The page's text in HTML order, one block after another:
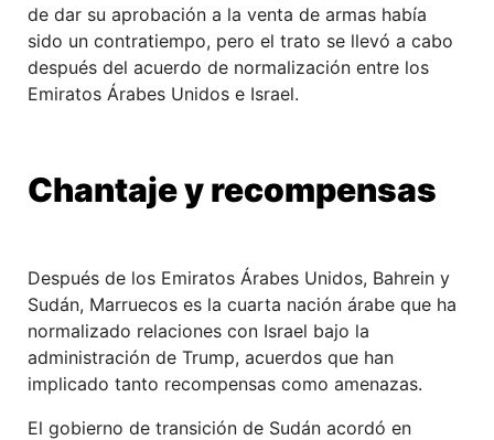
de dar su aprobación a la venta de armas había
sido un contratiempo, pero el trato se llevó a cabo
después del acuerdo de normalización entre los
Emiratos Árabes Unidos e Israel.
Chantaje y recompensas
Después de los Emiratos Árabes Unidos, Bahrein y
Sudán, Marruecos es la cuarta nación árabe que ha
normalizado relaciones con Israel bajo la
administración de Trump, acuerdos que han
implicado tanto recompensas como amenazas.
El gobierno de transición de Sudán acordó en